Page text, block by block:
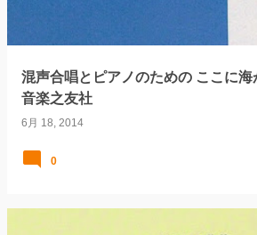
混声合唱とピアノのための ここに
音楽之友社
6月 18, 2014
0